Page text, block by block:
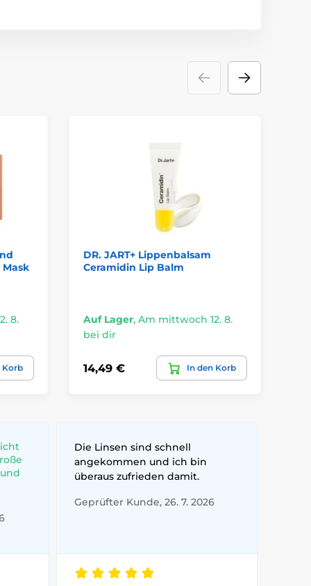
8.
Korb
DR. JART+ Lippenbalsam
Ceramidin Lip Balm
Auf Lager, Am mittwoch 12. 8.
bei dir
14,49 € In den Korb
Die Linsen sind schnell
angekommen und ich bin
überaus zufrieden damit.
Geprüfter Kunde, 26. 7. 2026